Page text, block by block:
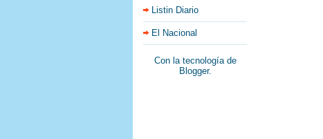
Listin Diario
El Nacional
Con la tecnología de
Blogger.